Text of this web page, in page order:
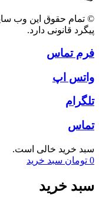
© تمام حقوق این وب
پیگرد قانونی دارد.
فرم تماس
واتس اپ
تلگرام
تماس
سبد خرید خالی است.
0 تومان سبد خرید
سبد خرید